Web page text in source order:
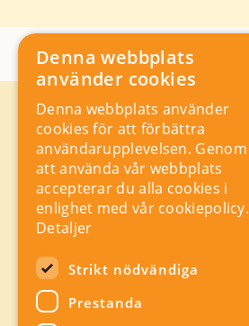
Kontakt
Storgatan 19, Box 5501,
114 85 Stockholm
Orgnr: 556625 – 8389
rad@industriarbetsgivarna.se
Rådgivning:08-762 67 70
Växel:08-762 67 55
Hitta snabbt
A-Ö
Denna webbplats
använder cookies
Denna webbplats använder
cookies för att förbättra
användarupplevelsen. Genom
att använda vår webbplats
accepterar du alla cookies i
enlighet med vår cookiepolicy.
Detaljer
Strikt nödvändiga
Prestanda